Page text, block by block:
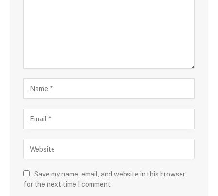
Save my name, email, and website in this browser
for the next time I comment.